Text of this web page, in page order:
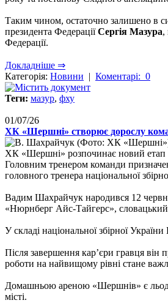
Таким чином, остаточно залишено в
президента ФедераціїСергія Мазура,
Федерації.
Докладніше ⇒
Категорія: Новини | Коментарі: 0
Теги: мазур, фху
01/07/26
ХК «Шершні» створює дорослу
ХК «Шершні» розпочинає новий етап
Головним тренером команди
головного тренера національної
Вадим Шахрайчук народився 12
«Нюрнберг Айс-Тайгерс»,
У складі національної збірної
Після завершення кар’єри гравця він
роботи на найвищому рівні стане
Домашньою ареною «Шершнів» є
місті.